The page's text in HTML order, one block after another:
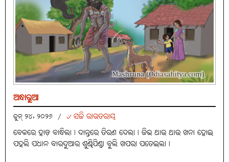
ଅନ୍ଧାରୁଆ
ଜୁନ୍ ୨୪, ୨୦୨୬ / ୰ ସଚ୍ଚି ରାଉତରାୟ
ବେକରେ ହାଡ଼ ବାନ୍ଧିଲା। ଦାନ୍ତରେ ତିରଣ ଦେଲା। ଜିଭ ଥାଉ ଥାଉ ଖନା ହୋଇ
ପହଲି ପଧାନ ବାରଦୁଆର ଶୁଣ୍ଢିପିଣ୍ଡା ବୁଲି ଖପରା ପତେଇଲା।